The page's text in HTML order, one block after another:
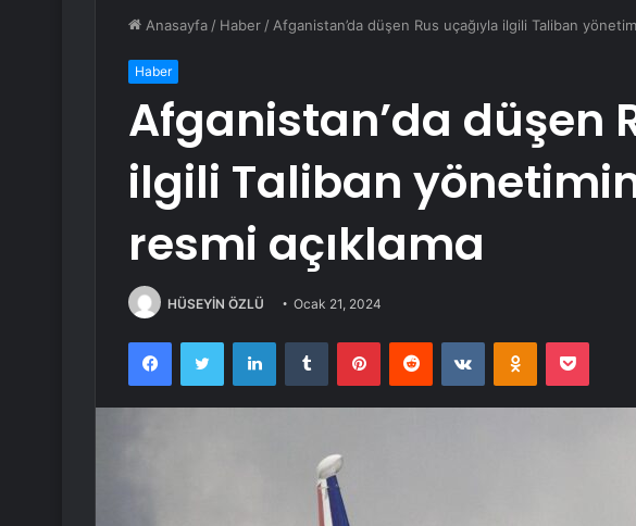
Anasayfa / Haber / Afganistan’da düşen Rus uçağıyla ilgili Taliban
Haber
Afganistan’da düşen
ilgili Taliban
resmi açıklama
HÜSEYİN ÖZLÜ Ocak 21, 2024
FacebookTwitter LinkedInTumblr PinterestReddit VKontakteOdnoklassniki
Pocket